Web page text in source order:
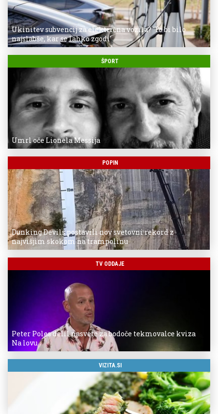
Ukinitev subvencij za električna vozila? 'To bi bilo
najslabše, kar se lahko zgodi'
ŠPORT
Umrl oče Lionela Messija
POPIN
Dunking Devils postavili nov svetovni rekord z
najvišjim skokom na trampolinu
TV ODDAJE
Peter Poles delil nasvete za bodoče tekmovalce kviza
Na lovu
VIZITA.SI